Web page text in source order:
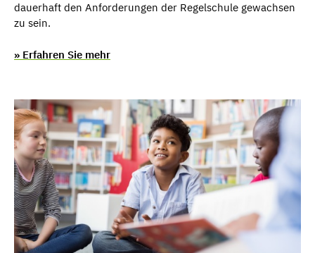
dauerhaft den Anforderungen der Regelschule gewachsen
zu sein.
» Erfahren Sie mehr